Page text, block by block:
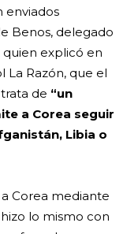
enviados
Benos, delegado
explicó en
La Razón, que el
de “un
a Corea seguir
Libia o
Corea mediante
lo mismo con